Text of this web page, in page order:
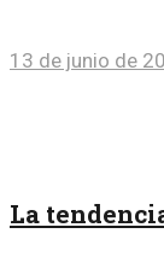
13 de junio de
La